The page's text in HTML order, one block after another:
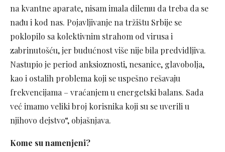
na kvantne aparate, nisam imala dilemu da treba da se
nađu i kod nas. Pojavljivanje na tržištu Srbije se
poklopilo sa kolektivnim strahom od virusa i
zabrinutošću, jer budućnost više nije bila predvidljiva.
Nastupio je period anksioznosti, nesanice, glavobolja,
kao i ostalih problema koji se uspešno rešavaju
frekvencijama – vraćanjem u energetski balans. Sada
već imamo veliki broj korisnika koji su se uverili u
njihovo dejstvo“, objašnjava.
Kome su namenjeni?